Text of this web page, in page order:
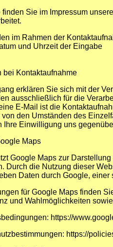
Sie im Impressum
im Rahmen der
und Uhrzeit der Eingabe
bei Kontaktaufnahme
erklären Sie sich mit der
ausschließlich für die
E-Mail ist die
den Umständen des
Ihre Einwilligung uns
Maps
Google Maps zur
Durch die Nutzung dieser
Daten durch Google,
für Google Maps finden
und Wahlmöglichkeiten
https://
https://